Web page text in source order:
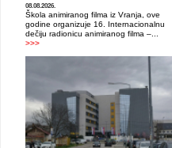
08.08.2026.
Škola animiranog filma iz Vranja, ove
godine organizuje 16. Internacionalnu
dečiju radionicu animiranog filma –...
>>>